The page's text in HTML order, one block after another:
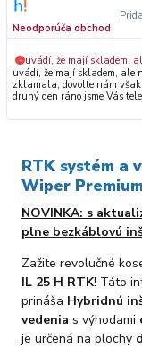
Neodporúča obchod
− uvádí, že mají skladem,
uvádí, že mají skladem, ale nemají Dobrý den, mrzí nás, že
zklamala, dovolte nám však
druhý den ráno jsme Vás
dodavatele. Jelikož zboží
nedoporučujete. Věříme, že nám v budoucnu dáte příležitost přesvědčit Vás o
kvalitě
RTK systém a
Wiper
NOVINKA: s
plne bezkáblovú
Zažite revolučné
IL 25 H RTK! Táto
prináša Hybridnú
vedenia s výhodami
je určená na plochy